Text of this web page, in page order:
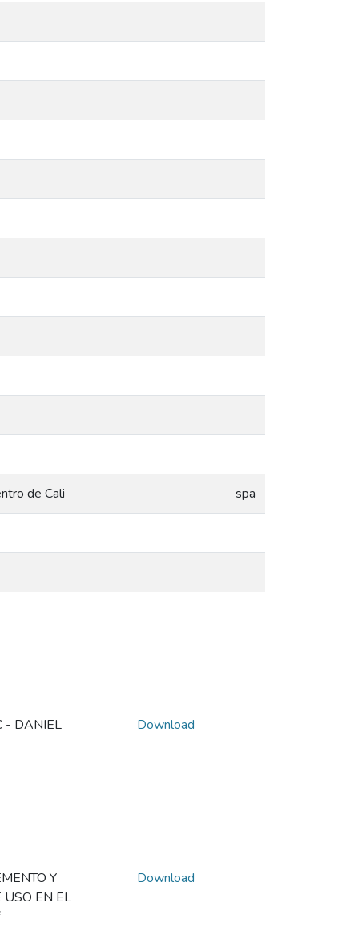
de Cali spa
- DANIEL
Download
Y
EN EL
Download